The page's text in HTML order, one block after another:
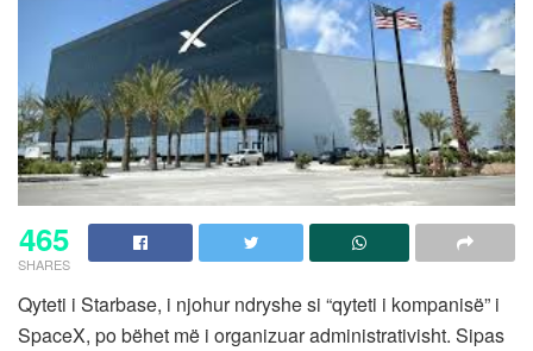
465
SHARES
Qyteti i Starbase, i njohur ndryshe si “qyteti i kompanisë” i
SpaceX, po bëhet më i organizuar administrativisht. Sipas